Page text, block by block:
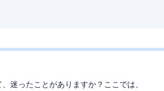
迷ったことがありますか？ここでは、